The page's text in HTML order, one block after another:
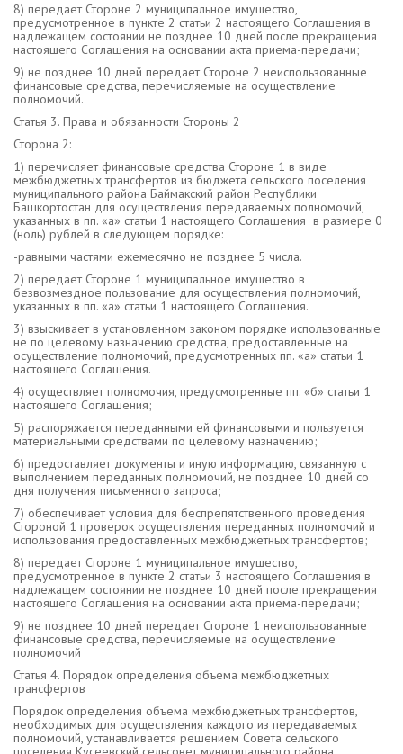
8) передает Стороне 2 муниципальное имущество,
предусмотренное в пункте 2 статьи 2 настоящего Соглашения в
надлежащем состоянии не позднее 10 дней после прекращения
настоящего Соглашения на основании акта приема-передачи;
9) не позднее 10 дней передает Стороне 2 неиспользованные
финансовые средства, перечисляемые на осуществление
полномочий.
Статья 3. Права и обязанности Стороны 2
Сторона 2:
1) перечисляет финансовые средства Стороне 1 в виде
межбюджетных трансфертов из бюджета сельского поселения
муниципального района Баймакский район Республики
Башкортостан для осуществления передаваемых полномочий,
указанных в пп. «а» статьи 1 настоящего Соглашения в размере 0
(ноль) рублей в следующем порядке:
-равными частями ежемесячно не позднее 5 числа.
2) передает Стороне 1 муниципальное имущество в
безвозмездное пользование для осуществления полномочий,
указанных в пп. «а» статьи 1 настоящего Соглашения.
3) взыскивает в установленном законом порядке использованные
не по целевому назначению средства, предоставленные на
осуществление полномочий, предусмотренных пп. «а» статьи 1
настоящего Соглашения.
4) осуществляет полномочия, предусмотренные пп. «б» статьи 1
настоящего Соглашения;
5) распоряжается переданными ей финансовыми и пользуется
материальными средствами по целевому назначению;
6) предоставляет документы и иную информацию, связанную с
выполнением переданных полномочий, не позднее 10 дней со
дня получения письменного запроса;
7) обеспечивает условия для беспрепятственного проведения
Стороной 1 проверок осуществления переданных полномочий и
использования предоставленных межбюджетных транcфертов;
8) передает Стороне 1 муниципальное имущество,
предусмотренное в пункте 2 статьи 3 настоящего Соглашения в
надлежащем состоянии не позднее 10 дней после прекращения
настоящего Соглашения на основании акта приема-передачи;
9) не позднее 10 дней передает Стороне 1 неиспользованные
финансовые средства, перечисляемые на осуществление
полномочий
Статья 4. Порядок определения объема межбюджетных
трансфертов
Порядок определения объема межбюджетных трансфертов,
необходимых для осуществления каждого из передаваемых
полномочий, устанавливается решением Совета сельского